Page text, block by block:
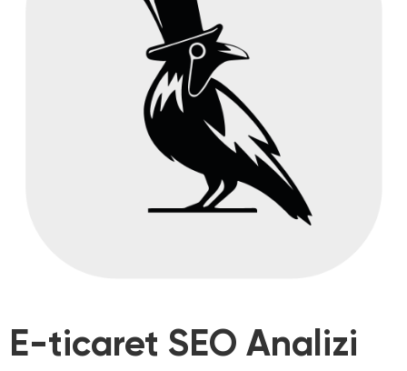
E-ticaret SEO Analizi